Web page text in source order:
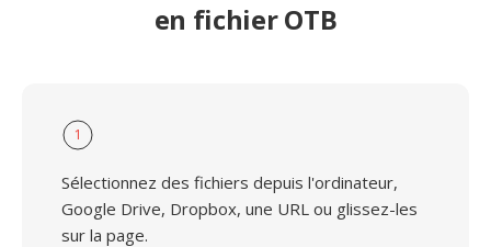
en fichier OTB
1
Sélectionnez des fichiers depuis l'ordinateur,
Google Drive, Dropbox, une URL ou glissez-les
sur la page.